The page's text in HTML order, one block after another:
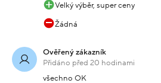
Velký výběr, super ceny
Žádná
Ověřený zákazník
Přidáno před 20 hodinami
všechno OK